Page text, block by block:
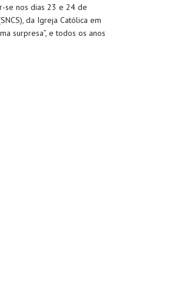
se nos dias 23 e 24 de
da Igreja Católica em
surpresa”, e todos os anos